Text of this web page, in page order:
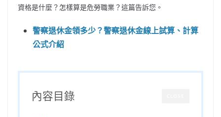
資格是什麼？怎樣算是危勞職業？這篇告訴您。
警察退休金領多少？警察退休金線上試算、計算
公式介紹
內容目錄